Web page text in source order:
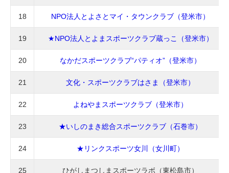
18 NPO法人とよさとマイ・タウンクラブ（登米市）
19 ★NPO法人とよまスポーツクラブ蔵っこ（登米市）
20 なかだスポーツクラブ“パティオ”（登米市）
21 文化・スポーツクラブはさま（登米市）
22 よねやまスポーツクラブ（登米市）
23 ★いしのまき総合スポーツクラブ（石巻市）
24 ★リンクスポーツ女川（女川町）
25 ひがしまつしまスポーツラボ（東松島市）